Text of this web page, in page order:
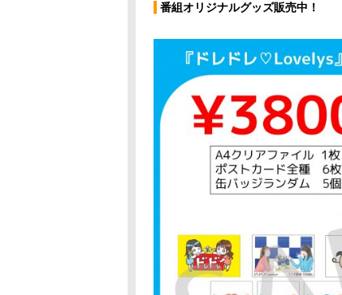
番組オリジナルグッズ販売中！